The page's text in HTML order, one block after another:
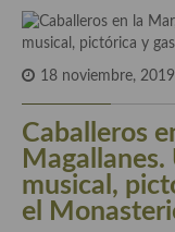
Cocina callejera
Cocinas de España
Cocina Andaluza
18 noviembre, 2019
Caballeros
musical,
el